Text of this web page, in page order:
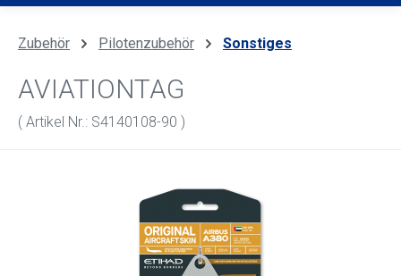
Zubehör Pilotenzubehör Sonstiges
AVIATIONTAG
( Artikel Nr.: S4140108-90 )
Bildergalerie überspringen